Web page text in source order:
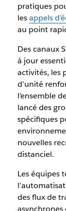
pratiques
lesappels
au point
Des canaux
à jour
activités, les
d’unité
l’ensemble
lancé des
spécifiques
nouvelles
distanciel.
Les équipes
des flux de
asynchrones